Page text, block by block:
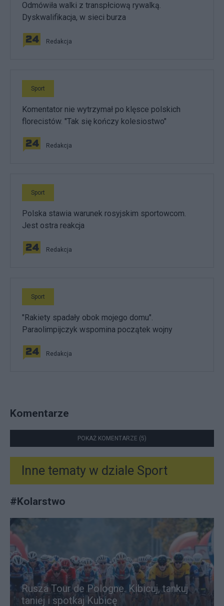
Odmówiła walki z transpłciową rywalką.
Dyskwalifikacja, w sieci burza
Redakcja
Sport
Komentator nie wytrzymał po klęsce polskich
florecistów. "Tak się kończy kolesiostwo"
Redakcja
Sport
Polska stawia warunek rosyjskim sportowcom.
Jest ostra reakcja
Redakcja
Sport
"Rakiety spadały obok mojego domu".
Paraolimpijczyk wspomina początek wojny
Redakcja
Komentarze
POKAŻ KOMENTARZE (5)
Inne tematy w dziale Sport
#Kolarstwo
Rusza Tour de Pologne. Kibicuj, tankuj
taniej i spotkaj Kubicę